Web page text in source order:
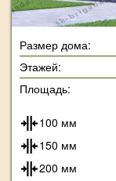
Размер дома:
Этажей:
Площадь:
100 мм
150 мм
200 мм